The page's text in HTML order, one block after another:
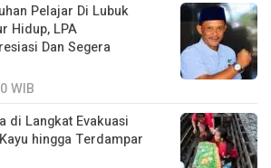
Pelajar Di Lubuk
Hidup, LPA
Dan Segera
WIB
di Langkat Evakuasi
hingga Terdampar